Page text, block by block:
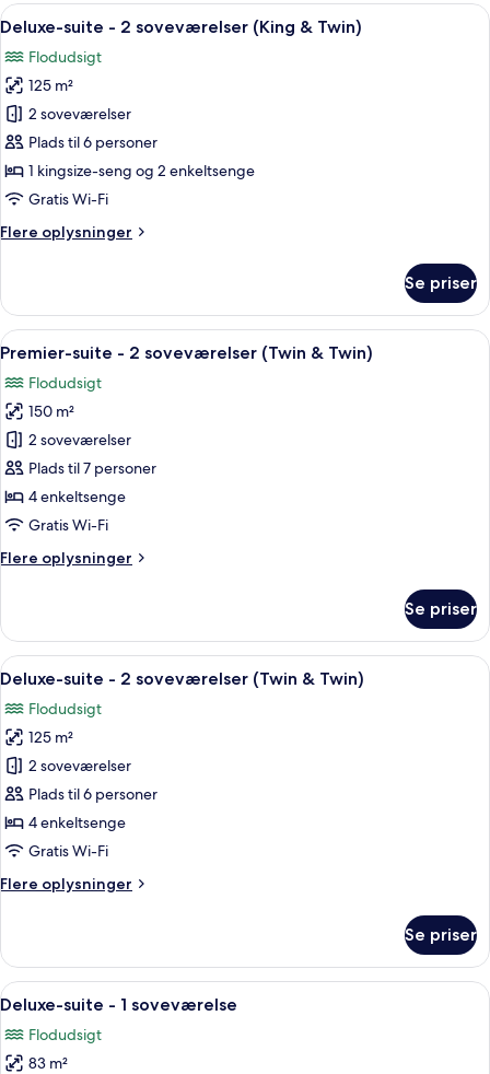
1
seng
terrasse
Indlæs
alle
billeder
af
Deluxe-
suite
-
2
(King
Et hotelværelse med en stor seng,
6
Deluxe-suite - 2 soveværelser (King & Twin)
Flodudsigt
125 m²
2 soveværelser
Plads til 6 personer
1 kingsize-seng og 2 enkeltsenge
Gratis Wi-Fi
Flere oplysninger
Flere
suite
2
(King
&
Twin)
Se priser
Indlæs
alle
billeder
af
Premier-
suite
-
2
(Twin
Et rummeligt hotelværelse med et
9
Premier-suite - 2 soveværelser (Twin & Twin)
Flodudsigt
150 m²
2 soveværelser
Plads til 7 personer
4 enkeltsenge
Gratis Wi-Fi
Flere oplysninger
Flere
suite
2
(Twin
&
Twin)
Se priser
Indlæs
alle
billeder
af
Deluxe-
suite
-
2
(Twin
Et hotelværelse med en stor seng,
5
Deluxe-suite - 2 soveværelser (Twin & Twin)
Flodudsigt
125 m²
2 soveværelser
Plads til 6 personer
4 enkeltsenge
Gratis Wi-Fi
Flere oplysninger
Flere
suite
2
(Twin
&
Se priser
Indlæs
alle
billeder
af
En rummelig stue med stort vindue
5
Deluxe-suite - 1 soveværelse
Flodudsigt
83 m²